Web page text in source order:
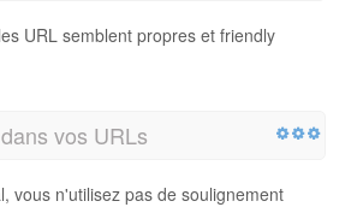
URL semblent propres et friendly
vos URLs
vous n'utilisez pas de soulignement